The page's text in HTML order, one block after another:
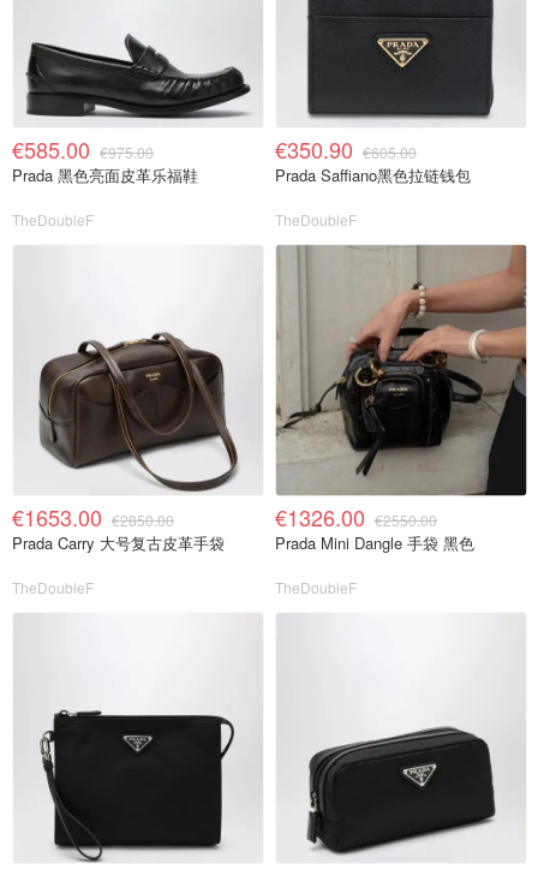
€585.00 €975.00
Prada 黑色亮面皮革乐福鞋
TheDoubleF
€350.90 €605.00
Prada Saffiano黑色拉链钱包
TheDoubleF
€1653.00 €2850.00
Prada Carry 大号复古皮革手袋
TheDoubleF
€1326.00 €2550.00
Prada Mini Dangle 手袋 黑色
TheDoubleF